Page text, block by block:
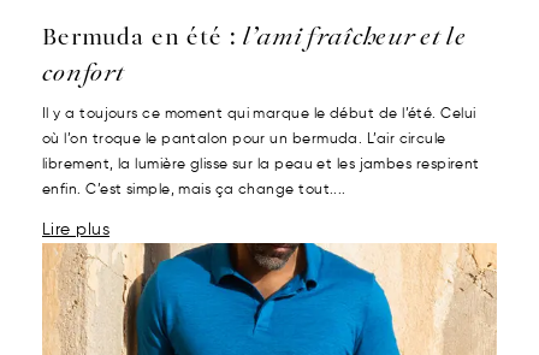
Bermuda en été :l’ami fraîcheur et le
confort
Il y a toujours ce moment qui marque le début de l’été. Celui
où l’on troque le pantalon pour un bermuda. L’air circule
librement, la lumière glisse sur la peau et les jambes respirent
enfin. C’est simple, mais ça change tout....
Lire plus